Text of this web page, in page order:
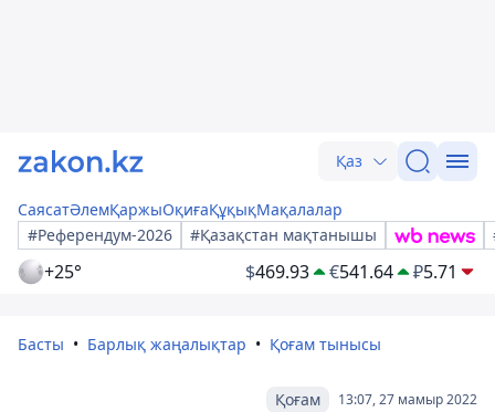
Қаз
СаясатӘлемҚаржыОқиғаҚұқықМақалалар
#Референдум-2026
#Қазақстан мақтанышы
+25° $469.93 €541.64 ₽5.71
Басты Барлық жаңалықтар Қоғам тынысы
13:07, 27 мамыр 2022
Қоғам